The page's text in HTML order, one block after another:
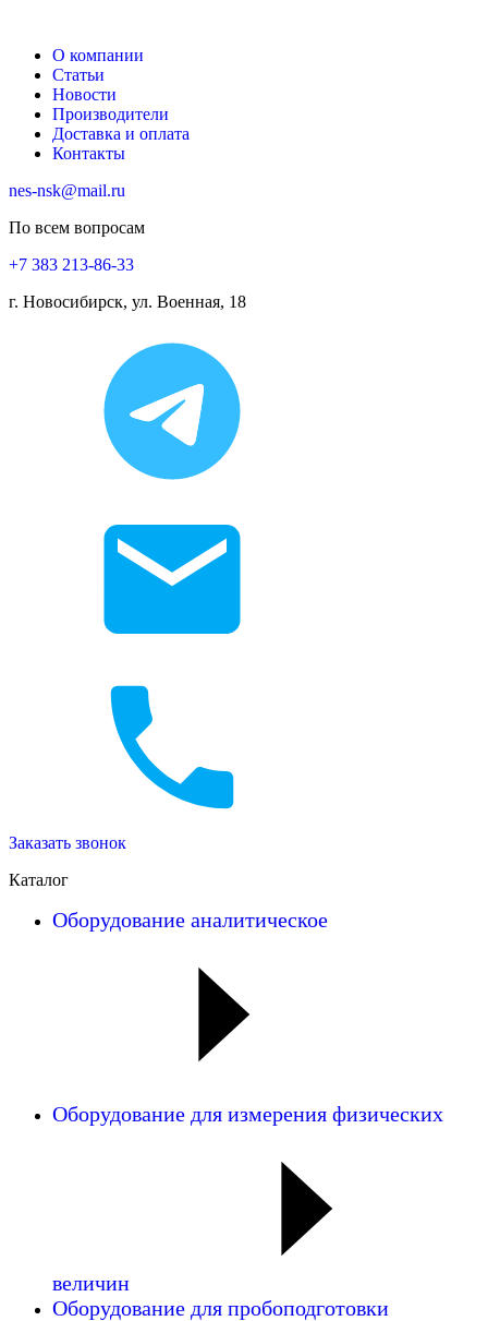
О компании
Статьи
Новости
Производители
Доставка и оплата
Контакты
nes-nsk@mail.ru
По всем вопросам
+7 383 213-86-33
г. Новосибирск, ул. Военная, 18
Заказать звонок
Каталог
Оборудование аналитическое
Оборудование для измерения физических
величин
Оборудование для пробоподготовки